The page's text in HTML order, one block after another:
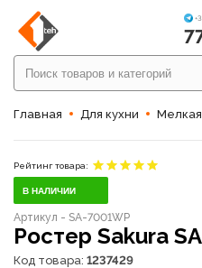
Главная Для кухни
Рейтинг товара:
В НАЛИЧИИ
Артикул - SA-7001WP
Ростер Sakura
Код товара: 1237429